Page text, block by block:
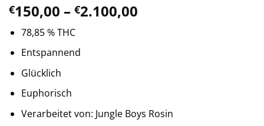
€150,00 – €2.100,00
78,85 % THC
Entspannend
Glücklich
Euphorisch
Verarbeitet von: Jungle Boys Rosin